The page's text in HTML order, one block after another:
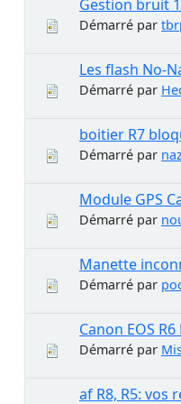
Gestion bruit
Démarré par
Les flash No-
Démarré par
boitier R7
Démarré par
Module GPS
Démarré par
Manette
Démarré par
Canon EOS
Démarré par
af R8, R5: vos